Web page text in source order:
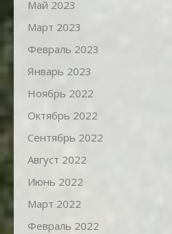
Май 2023
Март 2023
Февраль 2023
Январь 2023
Ноябрь 2022
Октябрь 2022
Сентябрь 2022
Август 2022
Июнь 2022
Март 2022
Февраль 2022